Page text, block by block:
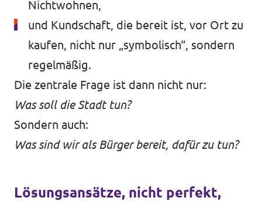
Nichtwohnen,
und Kundschaft, die bereit ist, vor Ort zu
kaufen, nicht nur „symbolisch“, sondern
regelmäßig.
Die zentrale Frage ist dann nicht nur:
Was soll die Stadt tun?
Sondern auch:
Was sind wir als Bürger bereit, dafür zu tun?
Lösungsansätze, nicht perfekt,